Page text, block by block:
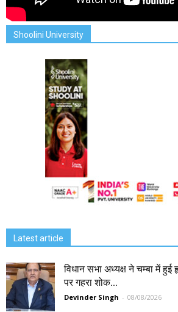
Shoolini University
Latest article
विधान सभा अध्यक्ष ने चम्बा में
पर गहरा शोक...
Devinder Singh - 08/08/2026